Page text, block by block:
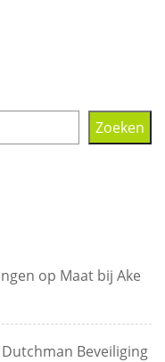
Zoeken
op Maat bij Ake
Beveiliging